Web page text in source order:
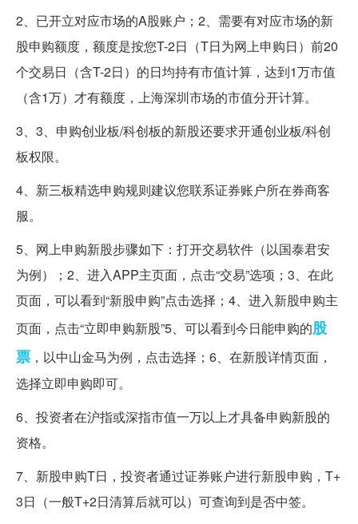
2、已开立对应市场的A股账户；2、需要有对应市场的新
股申购额度，额度是按您T-2日（T日为网上申购日）前20
个交易日（含T-2日）的日均持有市值计算，达到1万市值
（含1万）才有额度，上海深圳市场的市值分开计算。
3、3、申购创业板/科创板的新股还要求开通创业板/科创
板权限。
4、新三板精选申购规则建议您联系证券账户所在券商客
服。
5、网上申购新股步骤如下：打开交易软件（以国泰君安
为例）；2、进入APP主页面，点击“交易”选项；3、在此
页面，可以看到“新股申购”点击选择；4、进入新股申购主
页面，点击“立即申购新股”5、可以看到今日能申购的股
票 ，以中山金马为例，点击选择；6、在新股详情页面，
选择立即申购即可。
6、投资者在沪指或深指市值一万以上才具备申购新股的
资格。
7、新股申购T日，投资者通过证券账户进行新股申购，T+
3日（一般T+2日清算后就可以）可查询到是否中签。